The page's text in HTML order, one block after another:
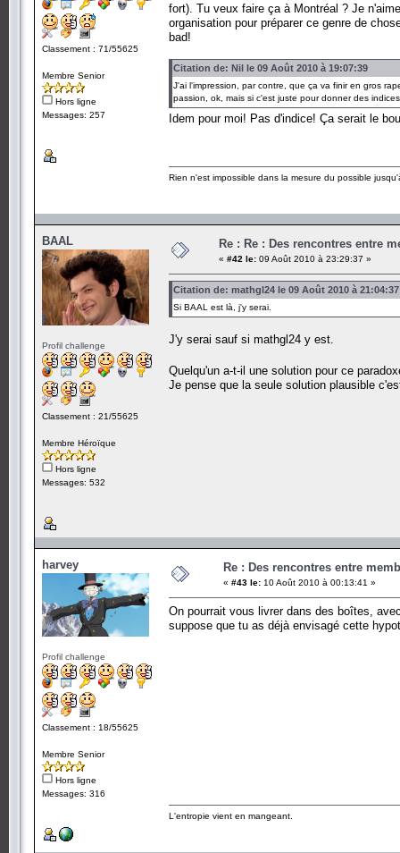
Classement : 71/55625
Membre Senior
Hors ligne
Messages: 257
fort). Tu veux faire ça à Montréal ? Je
organisation pour préparer ce genre de
bad!
Citation de: Nil le 09 Août 2010 à 19:07:39
J'ai l'impression, par contre, que ça va finir en gros
passion, ok, mais si c'est juste pour donner des
Idem pour moi! Pas d'indice! Ça serait le
Rien n'est impossible dans la mesure du possible
BAAL
Profil challenge
Classement : 21/55625
Membre Héroïque
Hors ligne
Messages: 532
Re : Re : Des rencontres entre
« #42 le: 09 Août 2010 à 23:29:37 »
Citation de: mathgl24 le 09 Août 2010 à 21:04:37
Si BAAL est là, j'y serai.
J'y serai sauf si mathgl24 y est.
Quelqu'un a-t-il une solution pour ce
Je pense que la seule solution plausible
harvey
Profil challenge
Classement : 18/55625
Membre Senior
Hors ligne
Messages: 316
Re : Des rencontres entre
« #43 le: 10 Août 2010 à 00:13:41 »
On pourrait vous livrer dans des boîtes,
suppose que tu as déjà envisagé cette
L'entropie vient en mangeant.